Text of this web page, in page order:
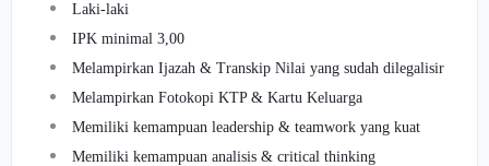
Laki-laki
IPK minimal 3,00
Melampirkan Ijazah & Transkip Nilai yang sudah dilegalisir
Melampirkan Fotokopi KTP & Kartu Keluarga
Memiliki kemampuan leadership & teamwork yang kuat
Memiliki kemampuan analisis & critical thinking